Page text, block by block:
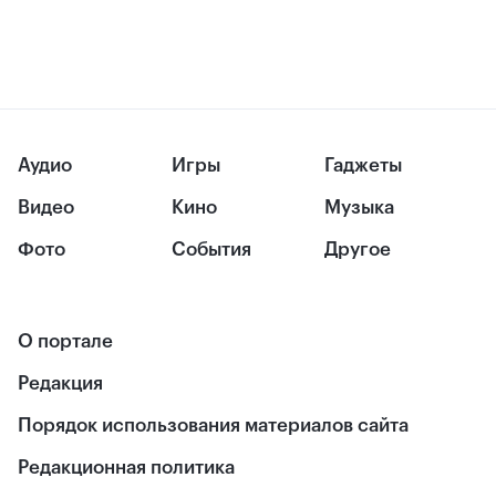
Аудио
Видео
Фото
Игры
Кино
События
Гаджеты
Музыка
Другое
О портале
Редакция
Порядок использования материалов сайта
Редакционная политика